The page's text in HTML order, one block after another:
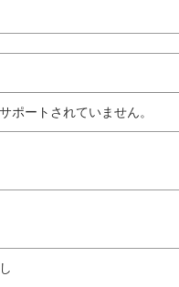
ポートされていません。